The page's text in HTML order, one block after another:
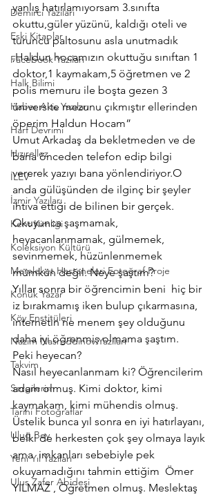
Demirci Yazıları
Eski Kitaplar
Facebook Yazıları
Halk Bilimi
Haber Akis Yazıları
Harf Devrimi
Hızırellez
İLEV
İzmir Yazıları
Kent Kimliği
Koleksiyon Kültürü
Memleket Hastaneleri Fotoğraf Proje
Konuk Yazar
Köy Enstitüleri
Nazim Nasreddinov Yazıları
Takvim
Sergilerim
Tarihi Fotoğraflar
Uluğ Bey
Yeni Yıl Yazıları
Ulus Zafer Abidesi
yanlış hatırlamıyorsam 3.sınıfta
okuttu,güler yüzünü, kaldığı oteli ve
turuncu paltosunu asla unutmadık
,Haldun hocamızın okuttuğu sınıftan 1
doktor,1 kaymakam,5 öğretmen ve 2
polis memuru ile boşta gezen 3
üniversite mezunu çıkmıştır ellerinden
öperim Haldun Hocam”
Umut Arkadaş da bekletmeden ve de
bana önceden telefon edip bilgi
vererek yazıyı bana yönlendiriyor.O
anda gülüşünden de ilginç bir şeyler
ihtiva ettiği de bilinen bir gerçek.
Okuyunca şaşmamak,
heyacanlanmamak, gülmemek,
sevinmemek, hüzünlenmemek
mümkün değil. Neye şaştım?
Yıllar sonra bir öğrencimin beni  hiç bir
iz bırakmamış iken bulup çıkarmasına,
internetin ne menem şey olduğunu
daha iyi öğrenmiş olmama şaştım.
Peki heyecan?
Nasıl heyecanlanmam ki? Öğrencilerim
adam olmuş. Kimi doktor, kimi
kaymakam, kimi mühendis olmuş.
Üstelik bunca yıl sonra en iyi hatırlayanı,
belki de herkesten çok şey olmaya layık
ama  imkanları sebebiyle pek
okuyamadığını tahmin ettiğim  Ömer
YILMAZ , Öğretmen olmuş. Meslektaş